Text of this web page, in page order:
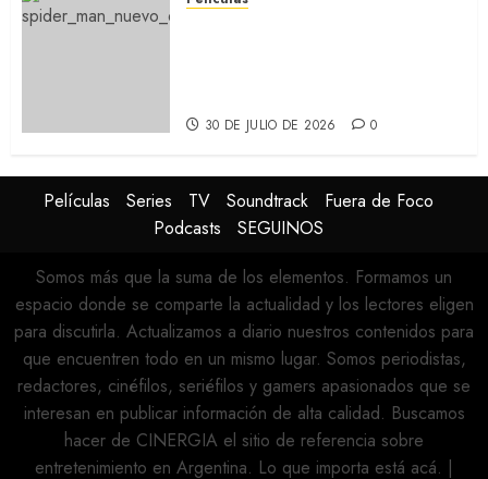
30 DE JULIO DE 2026 0
Películas Series TV Soundtrack
Fuera de Foco
Podcasts
SEGUINOS
Somos más que la suma de los elementos. Formamos un
espacio donde se comparte la actualidad y los lectores eligen
para discutirla. Actualizamos a diario nuestros contenidos para
que encuentren todo en un mismo lugar. Somos periodistas,
redactores, cinéfilos, seriéfilos y gamers apasionados que se
interesan en publicar información de alta calidad. Buscamos
hacer de CINERGIA el sitio de referencia sobre
entretenimiento en Argentina. Lo que importa está acá. |